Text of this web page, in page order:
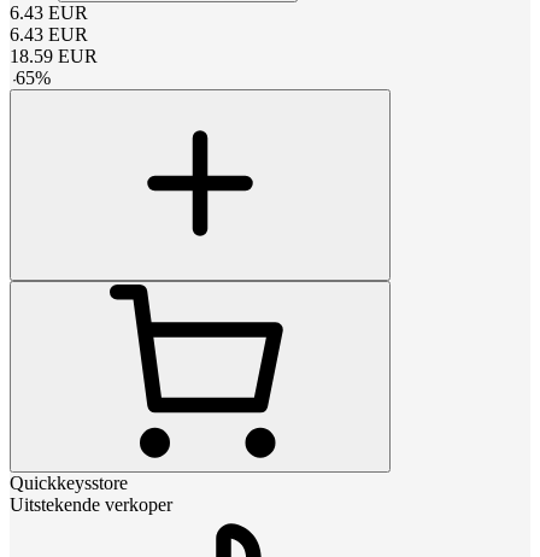
6.43 EUR
6.43 EUR
18.59 EUR
-65%
Quickkeysstore
Uitstekende verkoper